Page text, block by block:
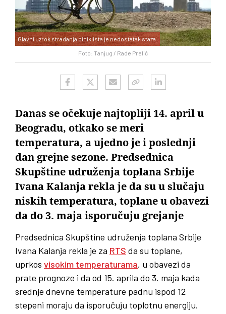
Foto: Tanjug / Rade Prelić
Glavni uzrok stradanja biciklista je nedostatak staza.
Danas se očekuje najtopliji 14. april u
Beogradu, otkako se meri
temperatura, a ujedno je i poslednji
dan grejne sezone. Predsednica
Skupštine udruženja toplana Srbije
Ivana Kalanja rekla je da su u slučaju
niskih temperatura, toplane u obavezi
da do 3. maja isporučuju grejanje
Predsednica Skupštine udruženja toplana Srbije
Ivana Kalanja rekla je za RTS da su toplane,
uprkos visokim temperaturama, u obavezi da
prate prognoze i da od 15. aprila do 3. maja kada
srednje dnevne temperature padnu ispod 12
stepeni moraju da isporučuju toplotnu energiju.